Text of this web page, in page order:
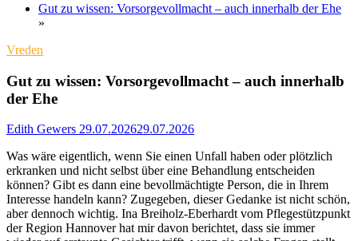
Gut zu wissen: Vorsorgevollmacht – auch innerhalb der Ehe
»
Vreden
Gut zu wissen: Vorsorgevollmacht – auch innerhalb
der Ehe
Edith Gewers 29.07.202629.07.2026
Was wäre eigentlich, wenn Sie einen Unfall haben oder plötzlich
erkranken und nicht selbst über eine Behandlung entscheiden
können? Gibt es dann eine bevollmächtigte Person, die in Ihrem
Interesse handeln kann? Zugegeben, dieser Gedanke ist nicht schön,
aber dennoch wichtig. Ina Breiholz-Eberhardt vom Pflegestützpunkt
der Region Hannover hat mir davon berichtet, dass sie immer